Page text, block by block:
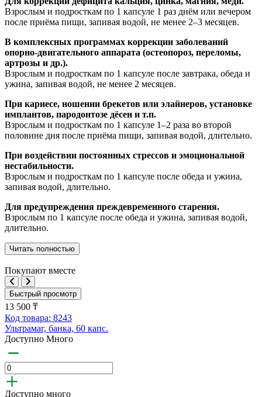
Взрослым и подросткам по 1 капсуле 1 раз днём или вечером
после приёма пищи, запивая водой, не менее 2–3 месяцев.
В комплексных программах коррекции заболеваний
опорно-двигательного аппарата (остеопороз, переломы,
артрозы и др.).
Взрослым и подросткам по 1 капсуле после завтрака, обеда и
ужина, запивая водой, не менее 2 месяцев.
При кариесе, ношении брекетов или элайнеров, установке
имплантов, пародонтозе дёсен и т.п.
Взрослым и подросткам по 1 капсуле 1–2 раза во второй
половине дня после приёма пищи, запивая водой, длительно.
При воздействии постоянных стрессов и эмоциональной
нестабильности.
Взрослым и подросткам по 1 капсуле после обеда и ужина,
запивая водой, длительно.
Для предупреждения преждевременного старения.
Взрослым по 1 капсуле после обеда и ужина, запивая водой,
длительно.
Читать полностью
Покупают вместе
Быстрый просмотр
13 500 ₸
Код товара: 8243
Ультрамаг, банка, 60 капс.
Доступно Много
Доступно много